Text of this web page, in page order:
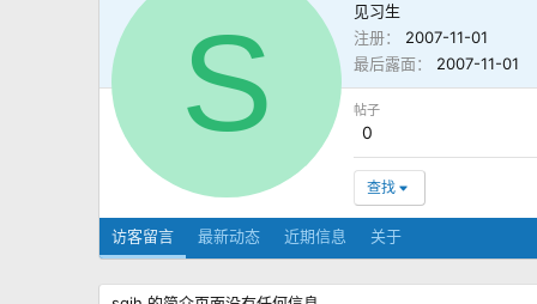
S
见习生
注册
2007-11-01
最后露面
2007-11-01
帖子
0
查找
访客留言 最新动态 近期信息 关于